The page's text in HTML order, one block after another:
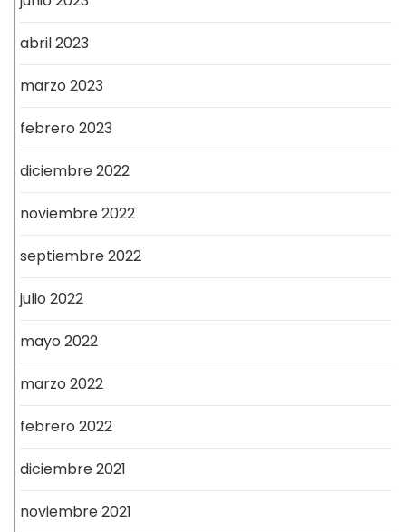
abril 2023
marzo 2023
febrero 2023
diciembre 2022
noviembre 2022
septiembre 2022
julio 2022
mayo 2022
marzo 2022
febrero 2022
diciembre 2021
noviembre 2021